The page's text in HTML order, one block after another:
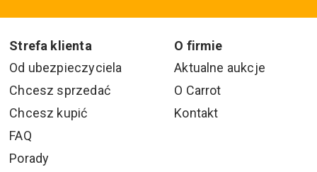
Strefa klienta
O firmie
Od ubezpieczyciela
Chcesz sprzedać
Chcesz kupić
FAQ
Porady
Aktualne aukcje
O Carrot
Kontakt